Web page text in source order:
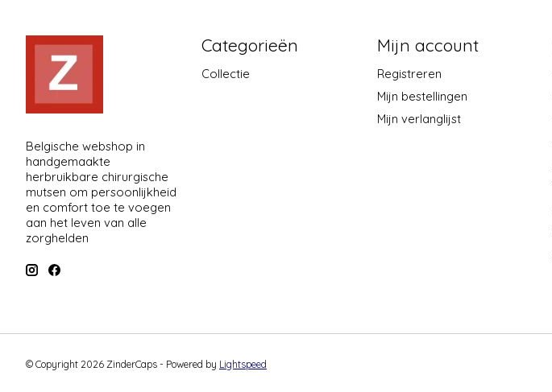
Belgische webshop in
handgemaakte
herbruikbare chirurgische
mutsen om persoonlijkheid
en comfort toe te voegen
aan het leven van alle
zorghelden
Categorieën
Collectie
Mijn account
Registreren
Mijn bestellingen
Mijn verlanglijst
© Copyright 2026 ZinderCaps - Powered by Lightspeed